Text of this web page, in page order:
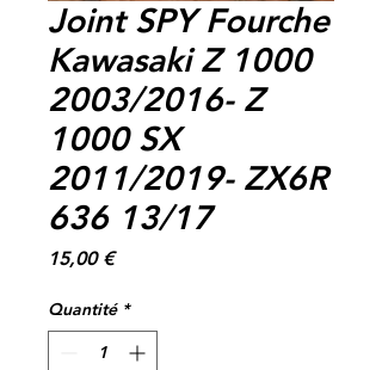
Joint SPY Fourche
Kawasaki Z 1000
2003/2016- Z
1000 SX
2011/2019- ZX6R
636 13/17
15,00 €Prix
Quantité *